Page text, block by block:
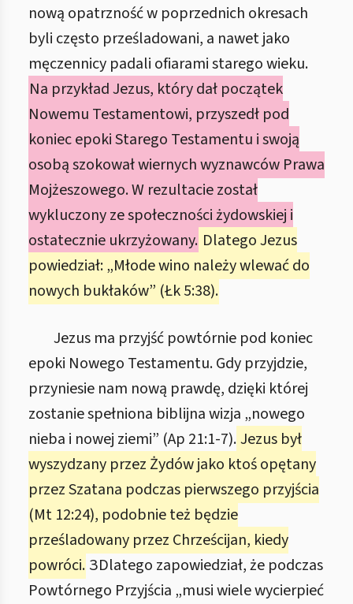
nową opatrzność w poprzednich okresach
byli często prześladowani, a nawet jako
męczennicy padali ofiarami starego wieku.
Na przykład Jezus, który dał początek
Nowemu Testamentowi, przyszedł pod
koniec epoki Starego Testamentu i swoją
osobą szokował wiernych wyznawców Prawa
Mojżeszowego. W rezultacie został
wykluczony ze społeczności żydowskiej i
ostatecznie ukrzyżowany. Dlatego Jezus
powiedział: „Młode wino należy wlewać do
nowych bukłaków” (Łk 5:38).
Jezus ma przyjść powtórnie pod koniec
epoki Nowego Testamentu. Gdy przyjdzie,
przyniesie nam nową prawdę, dzięki której
zostanie spełniona biblijna wizja „nowego
nieba i nowej ziemi” (Ap 21:1-7).Jezus był
wyszydzany przez Żydów jako ktoś opętany
przez Szatana podczas pierwszego przyjścia
(Mt 12:24), podobnie też będzie
prześladowany przez Chrześcijan, kiedy
powróci. ЗDlatego zapowiedział, że podczas
Powtórnego Przyjścia „musi wiele wycierpieć